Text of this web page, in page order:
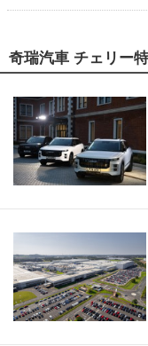
奇瑞汽車 チェリー